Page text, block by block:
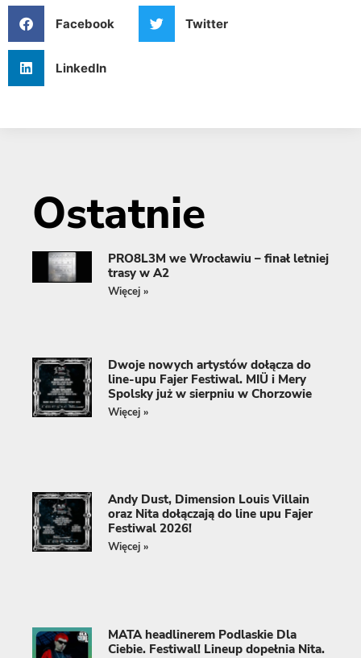
Facebook Twitter
LinkedIn
Ostatnie
PRO8L3M we Wrocławiu – finał letniej
trasy w A2
Więcej »
Dwoje nowych artystów dołącza do
line-upu Fajer Festiwal. MIÜ i Mery
Spolsky już w sierpniu w Chorzowie
Więcej »
Andy Dust, Dimension Louis Villain
oraz Nita dołączają do line upu Fajer
Festiwal 2026!
Więcej »
MATA headlinerem Podlaskie Dla
Ciebie. Festiwal! Lineup dopełnia Nita.